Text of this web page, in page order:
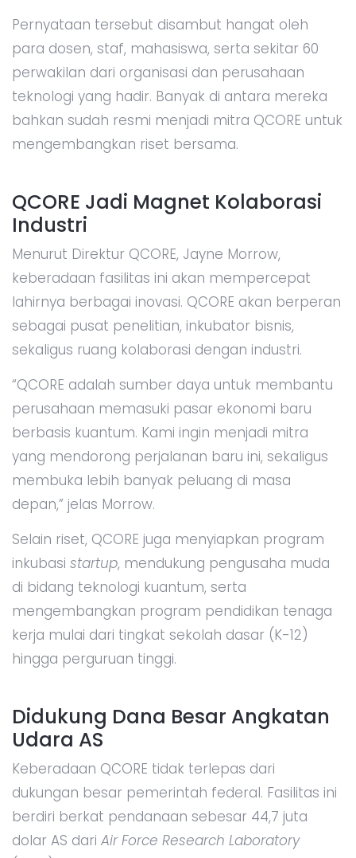
Pernyataan tersebut disambut hangat oleh
para dosen, staf, mahasiswa, serta sekitar 60
perwakilan dari organisasi dan perusahaan
teknologi yang hadir. Banyak di antara mereka
bahkan sudah resmi menjadi mitra QCORE untuk
mengembangkan riset bersama.
QCORE Jadi Magnet Kolaborasi
Industri
Menurut Direktur QCORE, Jayne Morrow,
keberadaan fasilitas ini akan mempercepat
lahirnya berbagai inovasi. QCORE akan berperan
sebagai pusat penelitian, inkubator bisnis,
sekaligus ruang kolaborasi dengan industri.
“QCORE adalah sumber daya untuk membantu
perusahaan memasuki pasar ekonomi baru
berbasis kuantum. Kami ingin menjadi mitra
yang mendorong perjalanan baru ini, sekaligus
membuka lebih banyak peluang di masa
depan,” jelas Morrow.
Selain riset, QCORE juga menyiapkan program
inkubasi startup, mendukung pengusaha muda
di bidang teknologi kuantum, serta
mengembangkan program pendidikan tenaga
kerja mulai dari tingkat sekolah dasar (K-12)
hingga perguruan tinggi.
Didukung Dana Besar Angkatan
Udara AS
Keberadaan QCORE tidak terlepas dari
dukungan besar pemerintah federal. Fasilitas ini
berdiri berkat pendanaan sebesar 44,7 juta
dolar AS dari Air Force Research Laboratory